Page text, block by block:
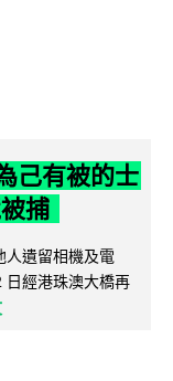
己有被的士
捕
人遺留相機及電
日經港珠澳大橋再